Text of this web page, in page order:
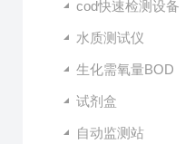
cod快速检测设备
水质测试仪
生化需氧量BOD
试剂盒
自动监测站